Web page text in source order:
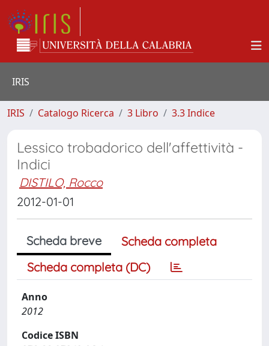
IRIS
IRIS Catalogo Ricerca 3 Libro 3.3 Indice
Lessico trobadorico dell'affettività -
Indici
DISTILO, Rocco
2012-01-01
Scheda breve
Scheda completa
Scheda completa (DC)
Anno
2012
Codice ISBN